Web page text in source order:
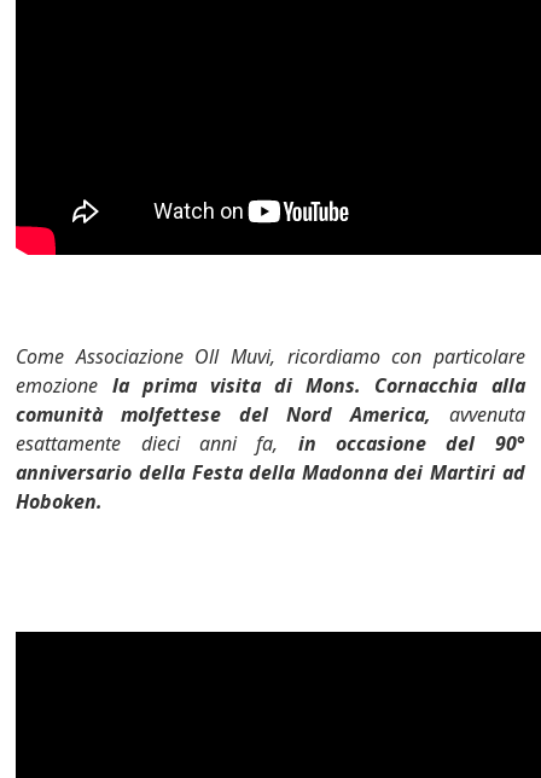
Come Associazione Oll Muvi, ricordiamo con particolare
emozione la prima visita di Mons. Cornacchia alla
comunità molfettese del Nord America, avvenuta
esattamente dieci anni fa, in occasione del 90°
anniversario della Festa della Madonna dei Martiri ad
Hoboken.